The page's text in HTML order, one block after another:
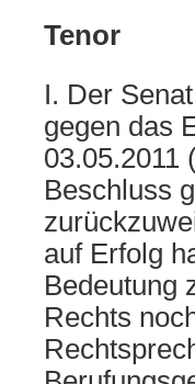
Tenor
I. Der
gegen das
03.05.2011
Beschluss
auf Erfolg
Bedeutung
Rechts